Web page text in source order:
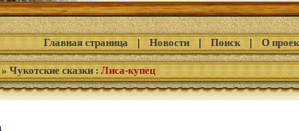
Главная страница| Новости| Поиск| О
» Чукотские сказки : Лиса-купец